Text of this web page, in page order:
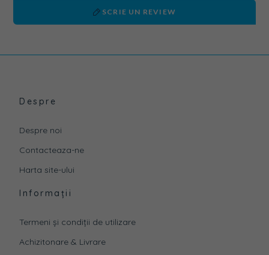
SCRIE UN REVIEW
Despre
Despre noi
Contacteaza-ne
Harta site-ului
Informații
Termeni și condiții de utilizare
Achizitonare & Livrare